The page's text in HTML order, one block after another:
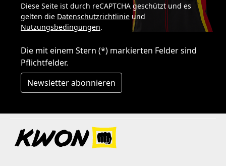
Diese Seite ist durch reCAPTCHA geschützt und es
gelten die Datenschutzrichtlinie und
Nutzungsbedingungen.
Die mit einem Stern (*) markierten Felder sind
Pflichtfelder.
Newsletter abonnieren